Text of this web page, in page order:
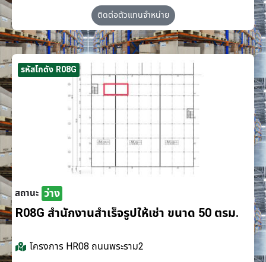
ติดต่อตัวแทนจำหน่าย
รหัสโกดัง R08G
สถานะ ว่าง
R08G สำนักงานสำเร็จรูปให้เช่า ขนาด 50 ตรม.
โครงการ HR08 ถนนพระราม2